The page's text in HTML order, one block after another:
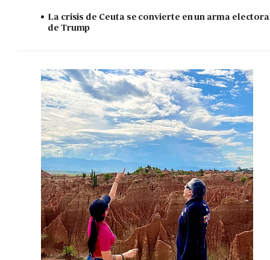
La crisis de Ceuta se convierte en un arma
de Trump